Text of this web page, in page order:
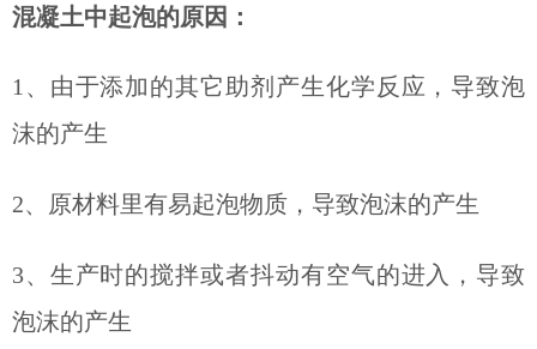
混凝土中起泡的原因：
1、由于添加的其它助剂产生化学反应，导致泡
沫的产生
2、原材料里有易起泡物质，导致泡沫的产生
3、生产时的搅拌或者抖动有空气的进入，导致
泡沫的产生